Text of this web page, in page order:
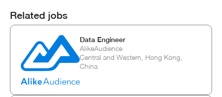
Related jobs
Data Engineer
AlikeAudience
Central and Western, Hong Kong,
China